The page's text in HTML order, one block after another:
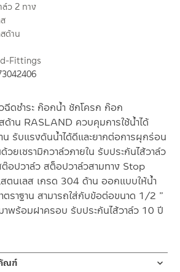
ดชำระ ก๊อกน้ำ ชักโครก ก๊อก
ด้าน RASLAND ควบคุมการใช้น้ำได้
รับแรงดันน้ำได้ดีและยากต่อการผุกร่อน
วยเซรามิกวาล์วภายใน รับประกันไส้วาล์ว
อปวาล์ว สต็อปวาล์วสามทาง Stop
นเลส เกรด 304 ด้าน ออกแบบให้น้ำ
ตราฐาน สามารถใส่กับข้อต่อขนาด 1/2 ”
าพร้อมฝาครอบ รับประกันไส้วาล์ว 10 ปี
ว 2 ทาง
ด้าน
Fittings
ณฑ์